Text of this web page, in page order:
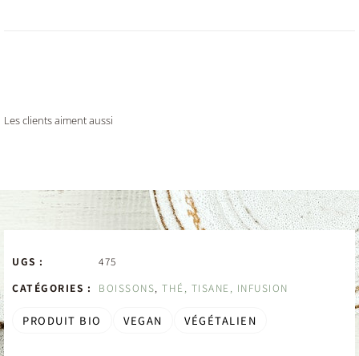
Les clients aiment aussi
UGS :
475
CATÉGORIES :
BOISSONS THÉ, TISANE, INFUSION
PRODUIT BIO VEGAN VÉGÉTALIEN